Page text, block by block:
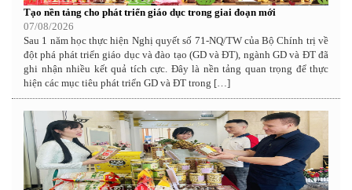
Tạo nền tảng cho phát triển giáo dục trong giai đoạn mới
07/08/2026
Sau 1 năm học thực hiện Nghị quyết số 71-NQ/TW của Bộ Chính trị về
đột phá phát triển giáo dục và đào tạo (GD và ĐT), ngành GD và ĐT đã
ghi nhận nhiều kết quả tích cực. Đây là nền tảng quan trọng để thực
hiện các mục tiêu phát triển GD và ĐT trong […]